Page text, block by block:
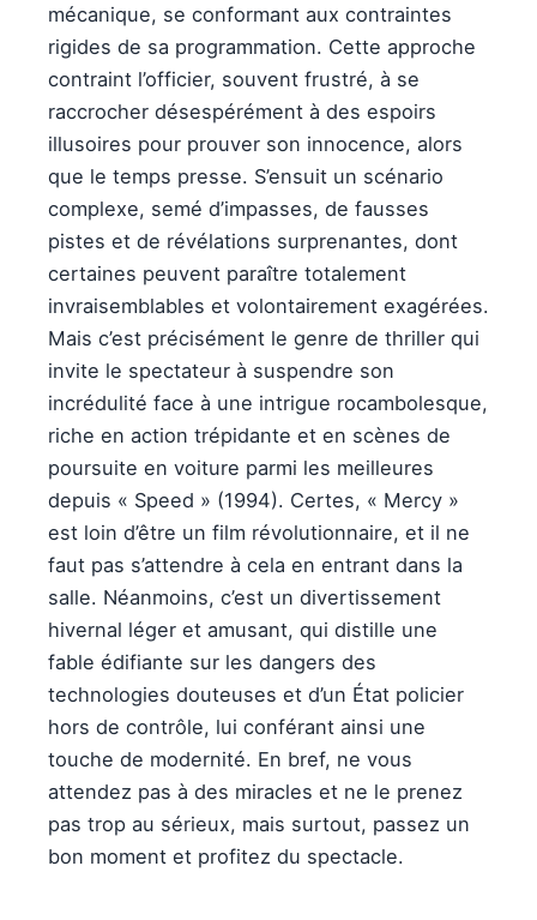
mécanique, se conformant aux contraintes
rigides de sa programmation. Cette approche
contraint l’officier, souvent frustré, à se
raccrocher désespérément à des espoirs
illusoires pour prouver son innocence, alors
que le temps presse. S’ensuit un scénario
complexe, semé d’impasses, de fausses
pistes et de révélations surprenantes, dont
certaines peuvent paraître totalement
invraisemblables et volontairement exagérées.
Mais c’est précisément le genre de thriller qui
invite le spectateur à suspendre son
incrédulité face à une intrigue rocambolesque,
riche en action trépidante et en scènes de
poursuite en voiture parmi les meilleures
depuis « Speed » (1994). Certes, « Mercy »
est loin d’être un film révolutionnaire, et il ne
faut pas s’attendre à cela en entrant dans la
salle. Néanmoins, c’est un divertissement
hivernal léger et amusant, qui distille une
fable édifiante sur les dangers des
technologies douteuses et d’un État policier
hors de contrôle, lui conférant ainsi une
touche de modernité. En bref, ne vous
attendez pas à des miracles et ne le prenez
pas trop au sérieux, mais surtout, passez un
bon moment et profitez du spectacle.